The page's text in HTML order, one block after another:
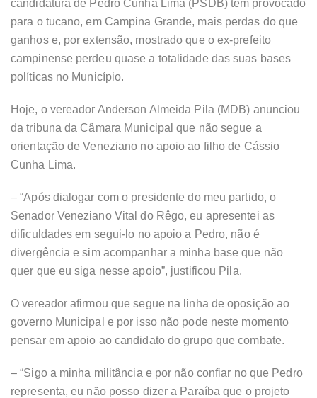
candidatura de Pedro Cunha Lima (PSDB) tem provocado
para o tucano, em Campina Grande, mais perdas do que
ganhos e, por extensão, mostrado que o ex-prefeito
campinense perdeu quase a totalidade das suas bases
políticas no Município.
Hoje, o vereador Anderson Almeida Pila (MDB) anunciou
da tribuna da Câmara Municipal que não segue a
orientação de Veneziano no apoio ao filho de Cássio
Cunha Lima.
– “Após dialogar com o presidente do meu partido, o
Senador Veneziano Vital do Rêgo, eu apresentei as
dificuldades em segui-lo no apoio a Pedro, não é
divergência e sim acompanhar a minha base que não
quer que eu siga nesse apoio”, justificou Pila.
O vereador afirmou que segue na linha de oposição ao
governo Municipal e por isso não pode neste momento
pensar em apoio ao candidato do grupo que combate.
– “Sigo a minha militância e por não confiar no que Pedro
representa, eu não posso dizer a Paraíba que o projeto